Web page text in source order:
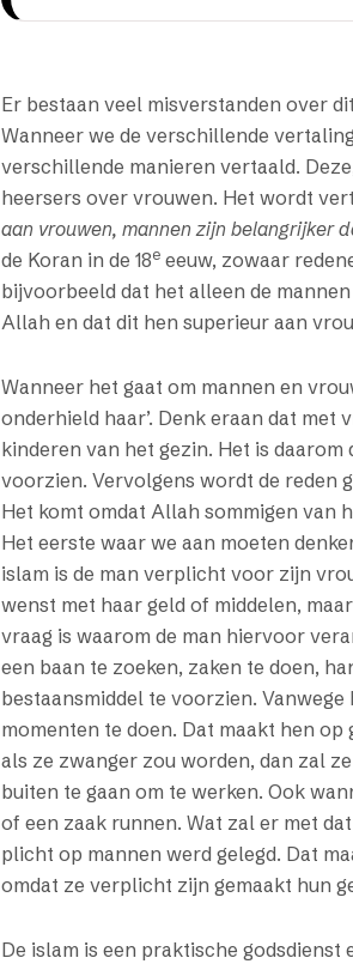
Er bestaan veel misverstanden over
Wanneer we de verschillende
verschillende manieren vertaald.
heersers over vrouwen. Het wordt
aan vrouwen, mannen zijn belangrijker
de Koran in de 18e eeuw, zowaar
bijvoorbeeld dat het alleen de
Allah en dat dit hen superieur aan
Wanneer het gaat om mannen en
onderhield haar’. Denk eraan dat
kinderen van het gezin. Het is
voorzien. Vervolgens wordt de reden
Het komt omdat Allah sommigen van
Het eerste waar we aan moeten
islam is de man verplicht voor zijn
wenst met haar geld of middelen,
vraag is waarom de man hiervoor
een baan te zoeken, zaken te doen,
bestaansmiddel te voorzien.
momenten te doen. Dat maakt hen
als ze zwanger zou worden, dan zal
buiten te gaan om te werken. Ook
of een zaak runnen. Wat zal er met
plicht op mannen werd gelegd. Dat
omdat ze verplicht zijn gemaakt hun
De islam is een praktische